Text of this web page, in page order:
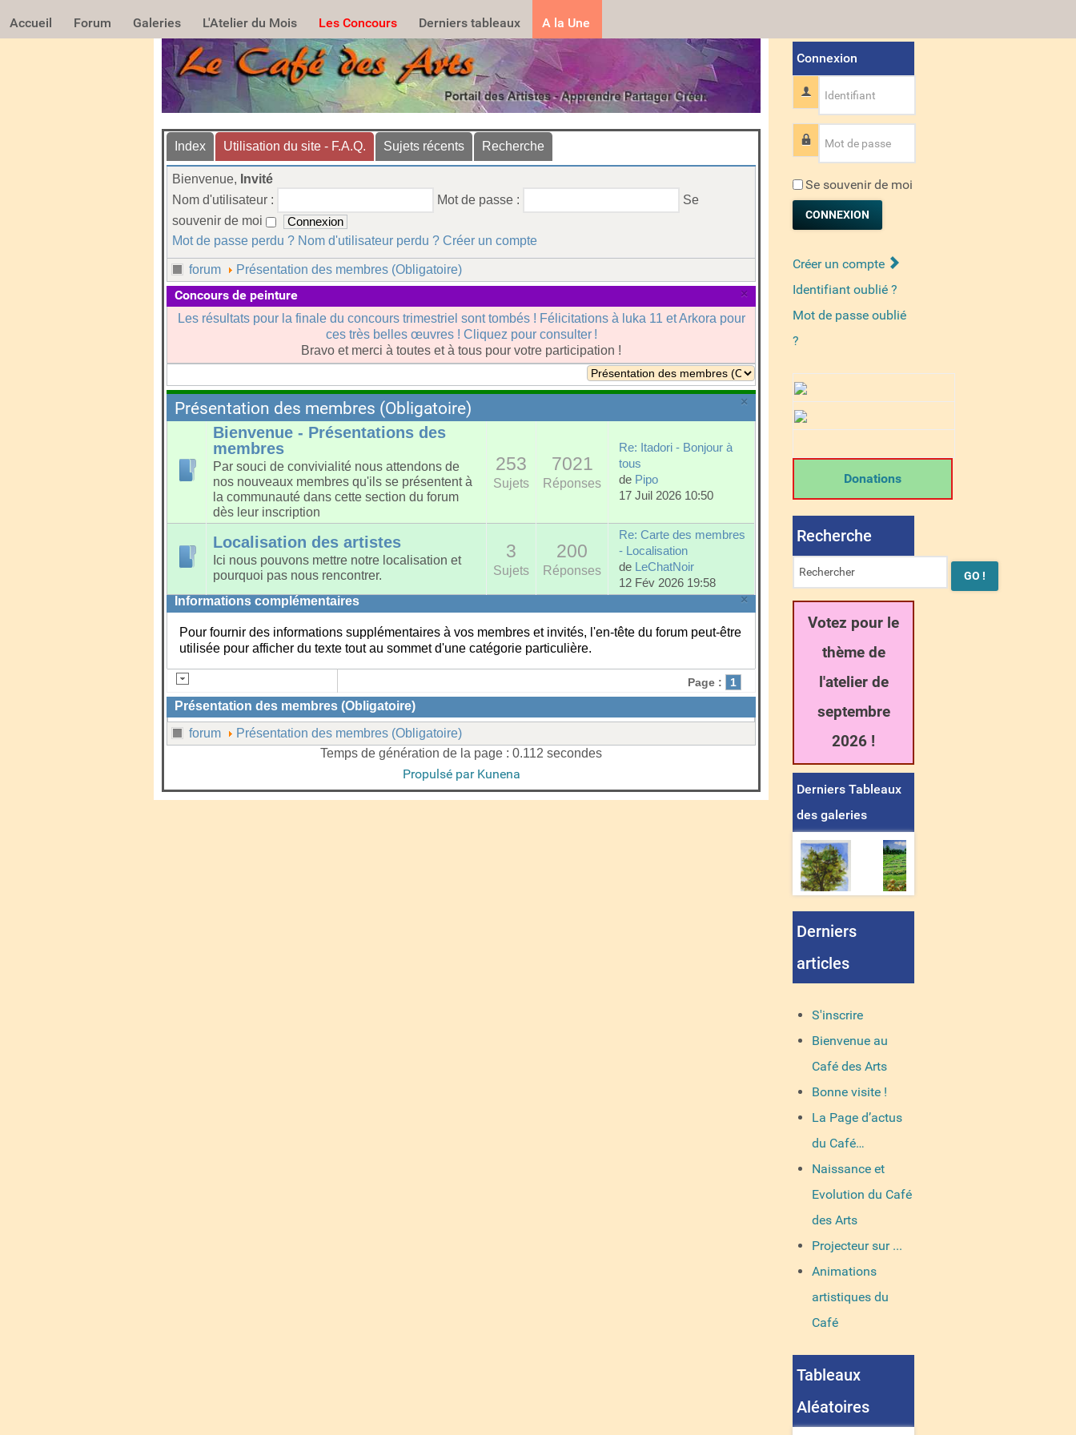
Accueil Forum Galeries L'Atelier du Mois Les Concours Derniers tableaux A la Une
Index Utilisation du site - F.A.Q. Sujets récents Recherche
Bienvenue, Invité
Nom d'utilisateur :
Mot de passe :
Se
souvenir de moi
Mot de passe perdu ? Nom d'utilisateur perdu ? Créer un compte
forum
Présentation des membres (Obligatoire)
×
Concours de peinture
Les résultats pour la finale du concours trimestriel sont tombés ! Félicitations à luka 11 et Arkora pour
ces très belles œuvres ! Cliquez pour consulter !
Bravo et merci à toutes et à tous pour votre participation !
×
Présentation des membres (Obligatoire)
Bienvenue - Présentations des
membres
Par souci de convivialité nous attendons de
nos nouveaux membres qu'ils se présentent à
la communauté dans cette section du forum
dès leur inscription
253
Sujets
7021
Réponses
Re: Itadori - Bonjour à
tous
de Pipo
17 Juil 2026 10:50
Localisation des artistes
Ici nous pouvons mettre notre localisation et
pourquoi pas nous rencontrer.
3
Sujets
200
Réponses
Re: Carte des membres
- Localisation
de LeChatNoir
12 Fév 2026 19:58
×
Informations complémentaires
Pour fournir des informations supplémentaires à vos membres et invités, l'en-tête du forum peut-être
utilisée pour afficher du texte tout au sommet d'une catégorie particulière.
Page : 1
Présentation des membres (Obligatoire)
forum
Présentation des membres (Obligatoire)
Temps de génération de la page : 0.112 secondes
Propulsé par Kunena
Connexion
Identifiant
Mot de passe
Se souvenir de moi
CONNEXION
Créer un compte
Identifiant oublié ?
Mot de passe oublié
?
Donations
Recherche
Votez pour le
thème de
l'atelier de
septembre
2026 !
Derniers Tableaux
des galeries
Derniers
articles
S'inscrire
Bienvenue au
Café des Arts
Bonne visite !
La Page d’actus
du Café…
Naissance et
Evolution du Café
des Arts
Projecteur sur ...
Animations
artistiques du
Café
Tableaux
Aléatoires